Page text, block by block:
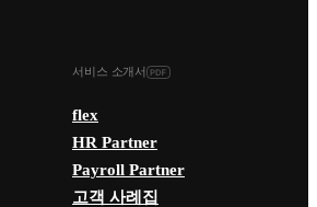
서비스 소개서
flex
HR Partner
Payroll Partner
고객 사례집